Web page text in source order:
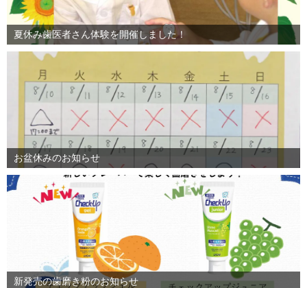
夏休み歯医者さん体験を開催しました！
お盆休みのお知らせ
新発売の歯磨き粉のお知らせ